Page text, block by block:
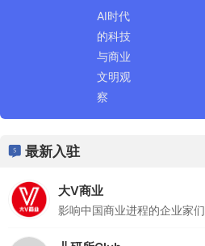
AI时代
的科技
与商业
文明观
察
最新入驻
大V商业
影响中国商业进程的企业家们